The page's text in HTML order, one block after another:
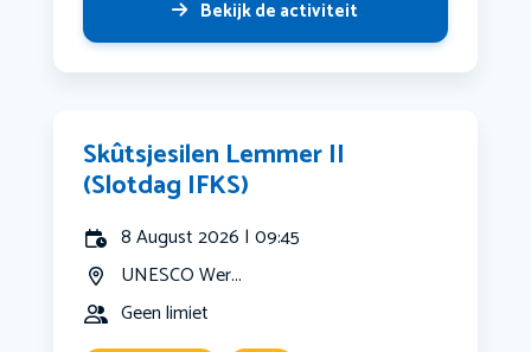
Bekijk de activiteit
Skûtsjesilen Lemmer II
(Slotdag IFKS)
8 August 2026 | 09:45
UNESCO Wer...
Geen limiet